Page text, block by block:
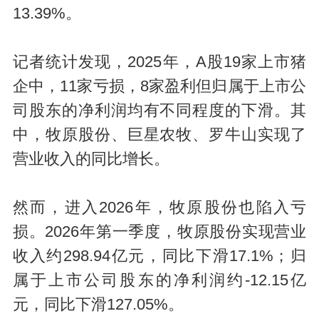
13.39%。
记者统计发现，2025年，A股19家上市猪
企中，11家亏损，8家盈利但归属于上市公
司股东的净利润均有不同程度的下滑。其
中，牧原股份、巨星农牧、罗牛山实现了
营业收入的同比增长。
然而，进入2026年，牧原股份也陷入亏
损。2026年第一季度，牧原股份实现营业
收入约298.94亿元，同比下滑17.1%；归
属于上市公司股东的净利润约-12.15亿
元，同比下滑127.05%。